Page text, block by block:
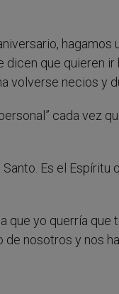
hagamos
que quieren ir
volverse necios y
cada vez
Es el Espíritu
que yo querría
de nosotros y nos